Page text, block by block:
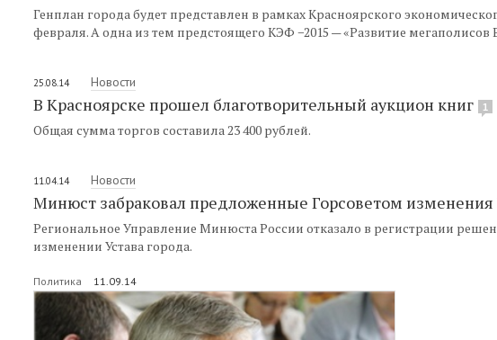
Генплан города будет представлен в рамках Красноярского
февраля. А одна из тем предстоящего КЭФ −2015 — «Развитие мегаполисов
25.08.14 Новости
В Красноярске прошел благотворительный аукцион книг 1
Общая сумма торгов составила 23 400 рублей.
11.04.14 Новости
Минюст забраковал предложенные Горсоветом изменения
Региональное Управление Минюста России отказало в регистрации
изменении Устава города.
Политика 11.09.14